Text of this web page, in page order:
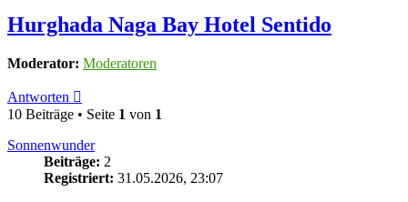
Hurghada Naga Bay Hotel Sentido
Moderator: Moderatoren
Antworten
10 Beiträge • Seite 1 von 1
Sonnenwunder
Beiträge: 2
Registriert: 31.05.2026, 23:07